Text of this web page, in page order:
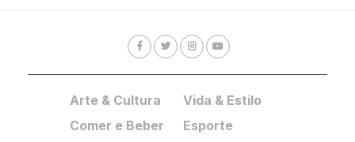
Arte & Cultura
Comer e Beber
Vida & Estilo
Esporte